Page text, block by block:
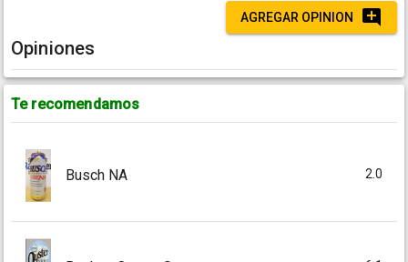
AGREGAR OPINION
Opiniones
Te recomendamos
Busch NA 2.0